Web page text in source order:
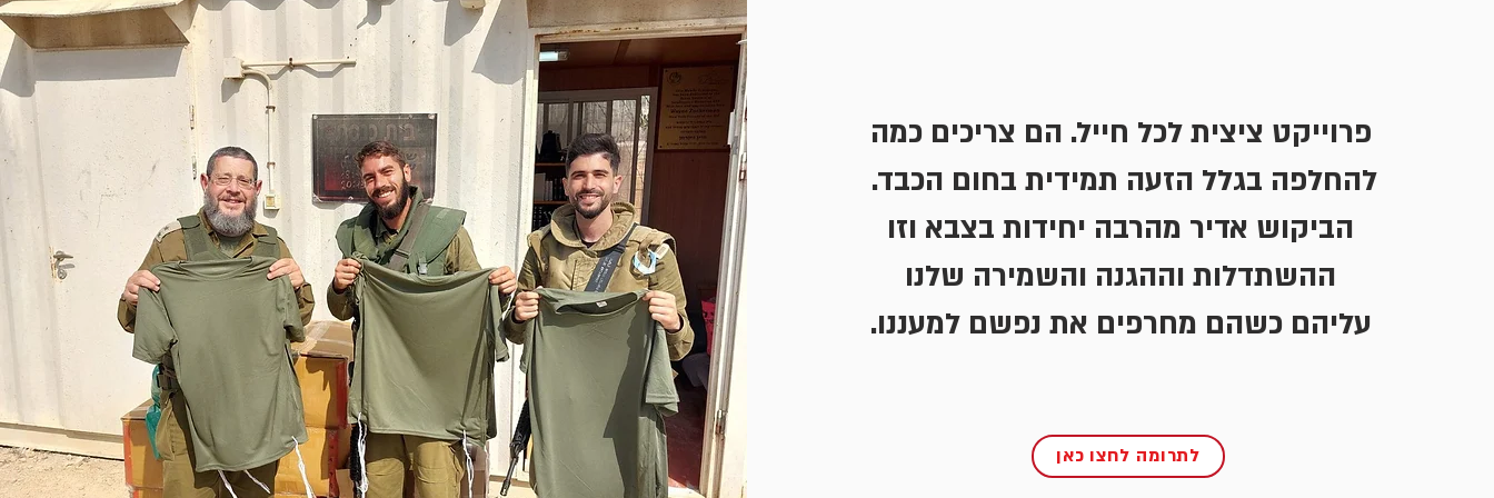
פרוייקט ציצית לכל חייל. הם צריכים כמה
להחלפה בגלל הזעה תמידית בחום הכבד.
הביקוש אדיר מהרבה יחידות בצבא וזו
ההשתדלות וההגנה והשמירה שלנו
עליהם כשהם מחרפים את נפשם למעננו.
לתרומה לחצו כאן